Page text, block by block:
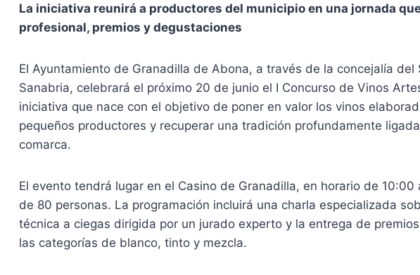
La iniciativa reunirá a productores del municipio en una jornada
profesional, premios y degustaciones
El Ayuntamiento de Granadilla de Abona, a través de la concejalía
Sanabria, celebrará el próximo 20 de junio el I Concurso de Vinos
iniciativa que nace con el objetivo de poner en valor los vinos
pequeños productores y recuperar una tradición profundamente
comarca.
El evento tendrá lugar en el Casino de Granadilla, en horario de
de 80 personas. La programación incluirá una charla especializada
técnica a ciegas dirigida por un jurado experto y la entrega de
las categorías de blanco, tinto y mezcla.